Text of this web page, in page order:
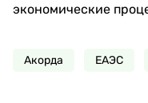
экономические
Акорда ЕАЭС